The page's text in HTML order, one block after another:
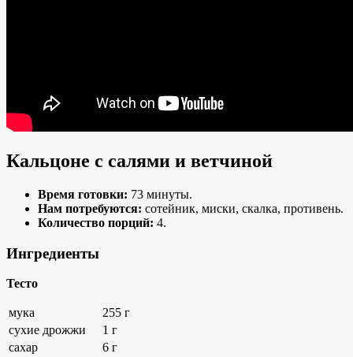
Кальцоне с салями и ветчиной
Время готовки: 73 минуты.
Нам потребуются: сотейник, миски, скалка, противень.
Количество порций: 4.
Ингредиенты
Тесто
мука
255 г
сухие дрожжи
1 г
сахар
6 г